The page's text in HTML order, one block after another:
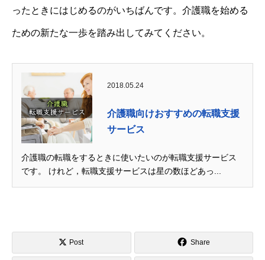
ったときにはじめるのがいちばんです。介護職を始める
ための新たな一歩を踏み出してみてください。
2018.05.24
介護職向けおすすめの転職支援
サービス
介護職の転職をするときに使いたいのが転職支援サービス
です。 けれど，転職支援サービスは星の数ほどあっ...
Post Share